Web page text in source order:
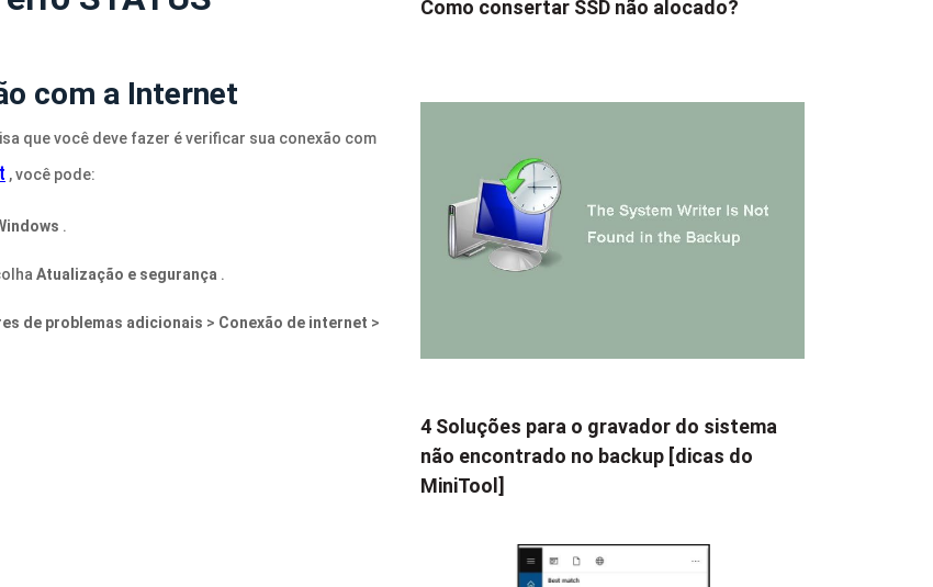
com a Internet
que você deve fazer é verificar sua conexão com
, você pode:
.
Atualização e segurança .
de problemas adicionais > Conexão de internet >
Como consertar SSD não alocado?
4 Soluções para o gravador do sistema
não encontrado no backup [dicas do
MiniTool]